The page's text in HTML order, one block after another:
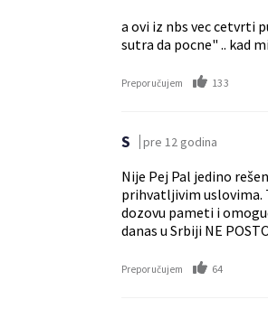
a ovi iz nbs vec cetvrti
sutra da pocne" .. kad
Preporučujem 133
S pre 12 godina
Nije Pej Pal jedino
prihvatljivim uslovima.
dozovu pameti i
danas u Srbiji NE
Preporučujem 64